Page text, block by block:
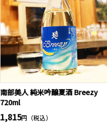
ッチョなどとも相性が良さそうで
す。
南部美人 純米吟醸夏酒 Breezy
720ml
1,815円（税込）